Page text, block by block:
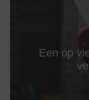
Een op